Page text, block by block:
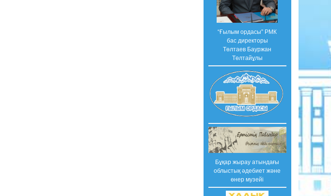
“Ғылым ордасы” РМК
бас директоры
Төлтаев Бауржан
Төлтайұлы
Бұқар жырау атындағы
облыстық әдебиет және
өнер музейі